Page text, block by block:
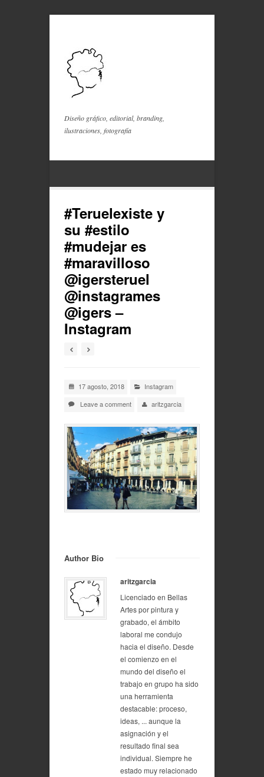
Diseño gráfico, editorial, branding,
ilustraciones, fotografía
#Teruelexiste y
su #estilo
#mudejar es
#maravilloso
@igersteruel
@instagrames
@igers –
Instagram
17 agosto, 2018
Instagram
Leave a comment
aritzgarcia
Author Bio
aritzgarcia
Licenciado en Bellas
Artes por pintura y
grabado, el ámbito
laboral me condujo
hacia el diseño. Desde
el comienzo en el
mundo del diseño el
trabajo en grupo ha sido
una herramienta
destacable: proceso,
ideas, ... aunque la
asignación y el
resultado final sea
individual. Siempre he
estado muy relacionado